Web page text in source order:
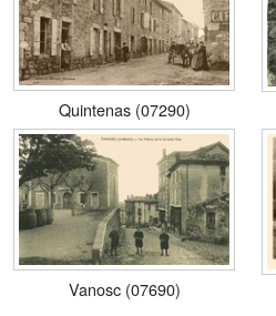
Quintenas (07290)
Vanosc (07690)